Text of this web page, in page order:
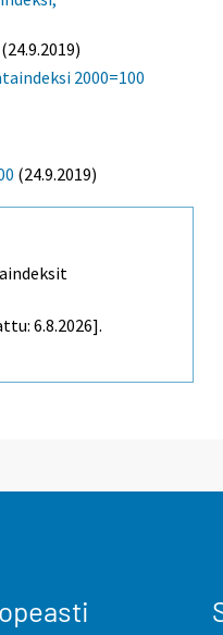
(24.9.2019)
2000=100
(24.9.2019)
6.8.2026].